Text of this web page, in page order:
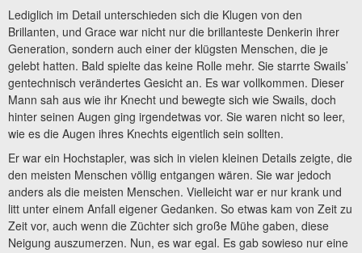
Lediglich im Detail unterschieden sich die Klugen von den
Brillanten, und Grace war nicht nur die brillanteste Denkerin ihrer
Generation, sondern auch einer der klügsten Menschen, die je
gelebt hatten. Bald spielte das keine Rolle mehr. Sie starrte Swails’
gentechnisch verändertes Gesicht an. Es war vollkommen. Dieser
Mann sah aus wie ihr Knecht und bewegte sich wie Swails, doch
hinter seinen Augen ging irgendetwas vor. Sie waren nicht so leer,
wie es die Augen ihres Knechts eigentlich sein sollten.
Er war ein Hochstapler, was sich in vielen kleinen Details zeigte, die
den meisten Menschen völlig entgangen wären. Sie war jedoch
anders als die meisten Menschen. Vielleicht war er nur krank und
litt unter einem Anfall eigener Gedanken. So etwas kam von Zeit zu
Zeit vor, auch wenn die Züchter sich große Mühe gaben, diese
Neigung auszumerzen. Nun, es war egal. Es gab sowieso nur eine